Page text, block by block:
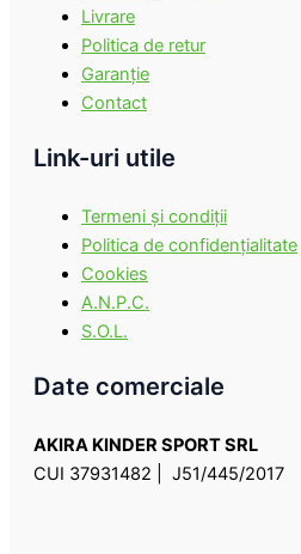
Livrare
Politica de retur
Garanţie
Contact
Link-uri utile
Termeni şi condiţii
Politica de confidenţialitate
Cookies
A.N.P.C.
S.O.L.
Date comerciale
AKIRA KINDER SPORT SRL
CUI 37931482 | J51/445/2017